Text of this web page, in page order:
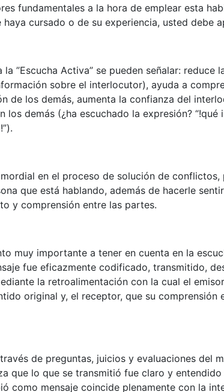
fundamentales a la hora de emplear esta
cursado o de su experiencia, usted debe
”Escucha Activa” se pueden señalar: reduce
sobre el interlocutor), ayuda a
de los demás, aumenta la confianza del
demás (¿ha escuchado la expresión? “!qué
en el proceso de solución de conflictos,
que está hablando, además de hacerle
y comprensión entre las partes.
muy importante a tener en cuenta en la
fue eficazmente codificado, transmitido,
la retroalimentación con la cual el
original y, el receptor, que su comprensión
de preguntas, juicios y evaluaciones del
que lo que se transmitió fue claro y entendido
como mensaje coincide plenamente con la